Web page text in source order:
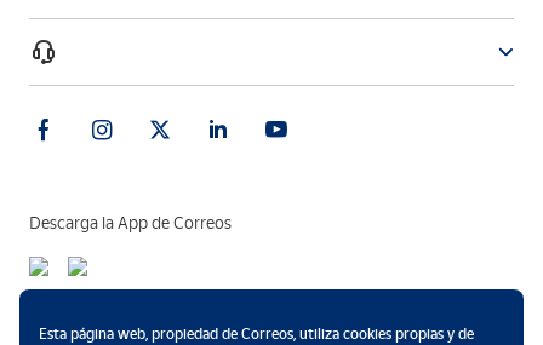
Descarga la App de Correos
Esta página web, propiedad de Correos, utiliza cookies propias y de